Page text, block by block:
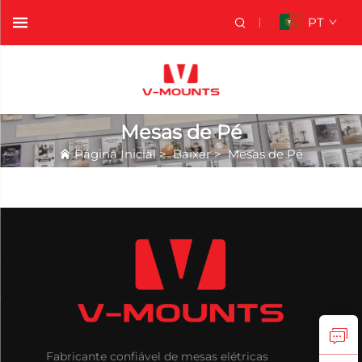
PT
Mesas de Pé
Página Inicial>Baixar>Mesas de Pé
Fabricante confiável de mesas elétricas